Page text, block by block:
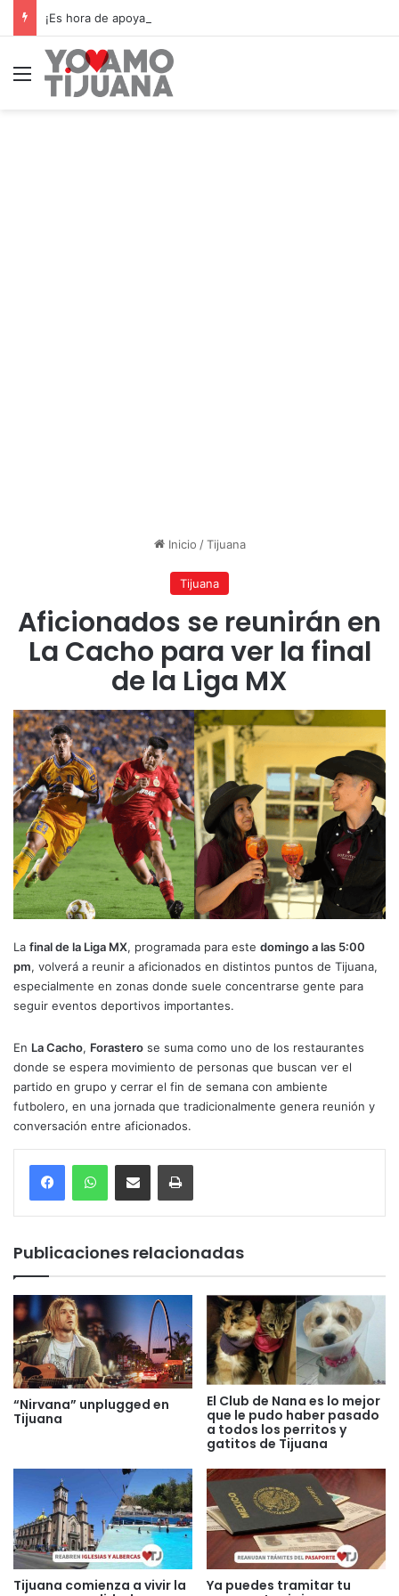
Menú
Inicio / Tijuana
Tijuana
Aficionados se reunirán en
La Cacho para ver la final
de la Liga MX
La final de la Liga MX, programada para este domingo a las 5:00
pm, volverá a reunir a aficionados en distintos puntos de Tijuana,
especialmente en zonas donde suele concentrarse gente para
seguir eventos deportivos importantes.
En La Cacho, Forastero se suma como uno de los restaurantes
donde se espera movimiento de personas que buscan ver el
partido en grupo y cerrar el fin de semana con ambiente
futbolero, en una jornada que tradicionalmente genera reunión y
conversación entre aficionados.
Compartir por correo electrónicoImprimir
Publicaciones relacionadas
“Nirvana” unplugged en
Tijuana
El Club de Nana es lo mejor
que le pudo haber pasado
a todos los perritos y
gatitos de Tijuana
Tijuana comienza a vivir la
Ya puedes tramitar tu